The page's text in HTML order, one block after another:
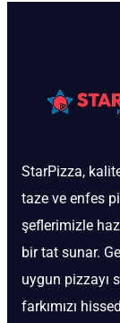
StarPizza,
taze ve enfes
şeflerimizle
bir tat sunar.
uygun pizzayı
farkımızı